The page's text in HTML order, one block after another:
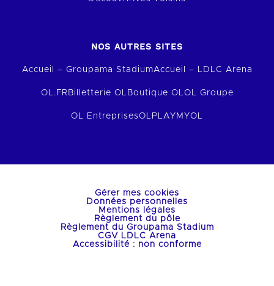
NOS AUTRES SITES
Accueil – Groupama StadiumAccueil – LDLC Arena
OL.FR Billetterie OL Boutique OLOL Groupe
OL EntreprisesOLPLAY MYOL
Gérer mes cookies
Données personnelles
Mentions légales
Règlement du pôle
Règlement du Groupama Stadium
CGV LDLC Arena
Accessibilité : non conforme